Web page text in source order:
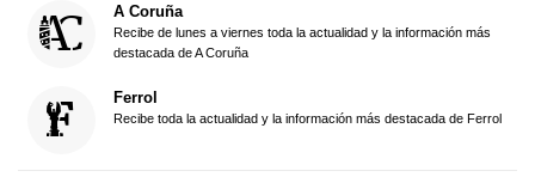
A Coruña
Recibe de lunes a viernes toda la actualidad y la información más
destacada de A Coruña
Ferrol
Recibe toda la actualidad y la información más destacada de Ferrol